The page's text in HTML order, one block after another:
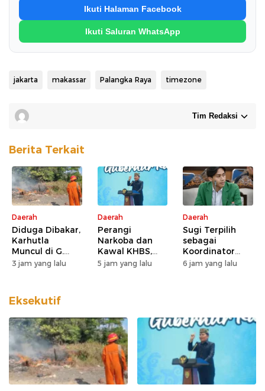
Ikuti Halaman Facebook
Ikuti Saluran WhatsApp
jakarta makassar Palangka Raya timezone
Tim Redaksi
Berita Terkait
Daerah
Diduga Dibakar,
Karhutla
Muncul di G.
Obos 24
3 jam yang lalu
Daerah
Perangi
Narkoba dan
Kawal KHBS,
Gubernur
5 jam yang lalu
Daerah
Sugi Terpilih
sebagai
Koordinator
Wilayah BEM SI
6 jam yang lalu
Eksekutif